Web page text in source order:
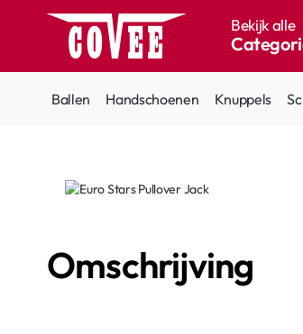
Bekijk alle
Doorzoek
winkel...
Ballen Handschoenen Knuppels
Omschrijving